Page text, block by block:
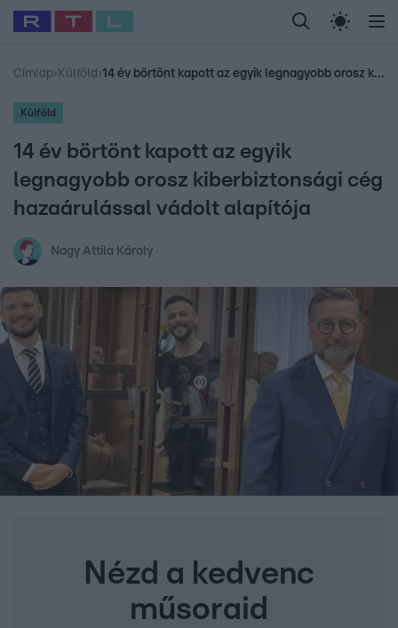
Legfrissebb RTL Híradó Randi Celeb vagyok,
Babits Marcella Most Wanted Gallusz
Címlap› Külföld › 14 év börtönt kapott az egyik legnagyobb orosz kiberbiztonsági cég hazaárulással vádolt alapítója
Külföld
14 év börtönt kapott az egyik
legnagyobb orosz kiberbiztonsági cég
hazaárulással vádolt alapítója
Nagy Attila Károly
Nézd a kedvenc
műsoraid